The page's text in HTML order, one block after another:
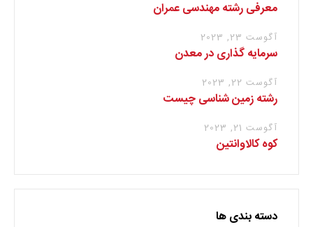
معرفی رشته مهندسی عمران
آگوست 23, 2023
سرمایه گذاری در معدن
آگوست 22, 2023
رشته زمین شناسی چیست
آگوست 21, 2023
کوه کالاوانتین
دسته بندی ها